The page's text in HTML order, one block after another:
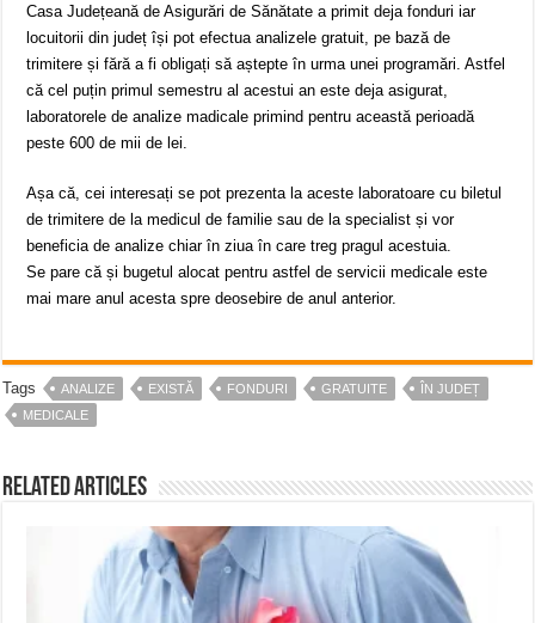
Casa Județeană de Asigurări de Sănătate a primit deja fonduri iar
locuitorii din județ își pot efectua analizele gratuit, pe bază de
trimitere și fără a fi obligați să aștepte în urma unei programări. Astfel
că cel puțin primul semestru al acestui an este deja asigurat,
laboratorele de analize madicale primind pentru această perioadă
peste 600 de mii de lei.
Așa că, cei interesați se pot prezenta la aceste laboratoare cu biletul
de trimitere de la medicul de familie sau de la specialist și vor
beneficia de analize chiar în ziua în care treg pragul acestuia.
Se pare că și bugetul alocat pentru astfel de servicii medicale este
mai mare anul acesta spre deosebire de anul anterior.
Tags ANALIZE EXISTĂ FONDURI GRATUITE
ÎN JUDEȚ
MEDICALE
Related Articles